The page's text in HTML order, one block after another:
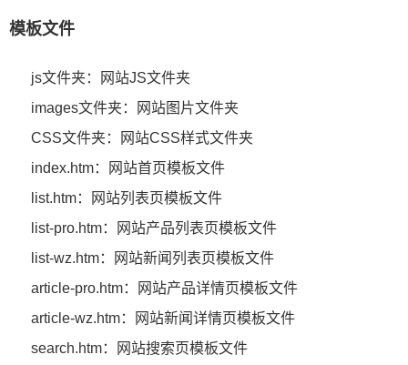
模板文件
js文件夹：网站JS文件夹
images文件夹：网站图片文件夹
CSS文件夹：网站CSS样式文件夹
index.htm：网站首页模板文件
list.htm：网站列表页模板文件
list-pro.htm：网站产品列表页模板文件
list-wz.htm：网站新闻列表页模板文件
article-pro.htm：网站产品详情页模板文件
article-wz.htm：网站新闻详情页模板文件
search.htm：网站搜索页模板文件